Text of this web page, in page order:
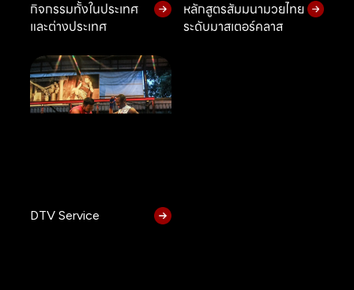
กิจกรรมทั้งในประเทศ
และต่างประเทศ
หลักสูตรสัมมนามวยไทย
ระดับมาสเตอร์คลาส
DTV Service